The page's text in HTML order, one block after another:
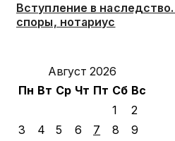
Вступление в
споры, нотариус
Август 2026
Пн Вт Ср Чт Пт Сб Вс
1
2
3
4 5 6 7 8
9